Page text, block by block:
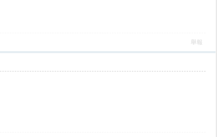
舉報